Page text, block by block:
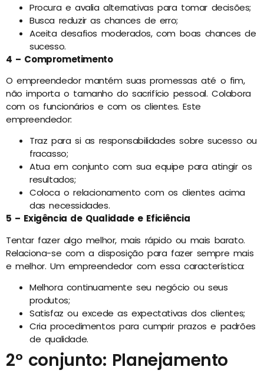
Procura e avalia alternativas para tomar decisões;
Busca reduzir as chances de erro;
Aceita desafios moderados, com boas chances de
sucesso.
4 – Comprometimento
O empreendedor mantém suas promessas até o fim,
não importa o tamanho do sacrifício pessoal. Colabora
com os funcionários e com os clientes. Este
empreendedor:
Traz para si as responsabilidades sobre sucesso ou
fracasso;
Atua em conjunto com sua equipe para atingir os
resultados;
Coloca o relacionamento com os clientes acima
das necessidades.
5 – Exigência de Qualidade e Eficiência
Tentar fazer algo melhor, mais rápido ou mais barato.
Relaciona-se com a disposição para fazer sempre mais
e melhor. Um empreendedor com essa característica:
Melhora continuamente seu negócio ou seus
produtos;
Satisfaz ou excede as expectativas dos clientes;
Cria procedimentos para cumprir prazos e padrões
de qualidade.
2º conjunto: Planejamento